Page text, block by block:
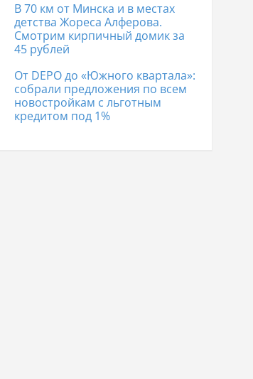
В 70 км от Минска и в местах
детства Жореса Алферова.
Смотрим кирпичный домик за
45 рублей
От DEPO до «Южного квартала»:
собрали предложения по всем
новостройкам с льготным
кредитом под 1%